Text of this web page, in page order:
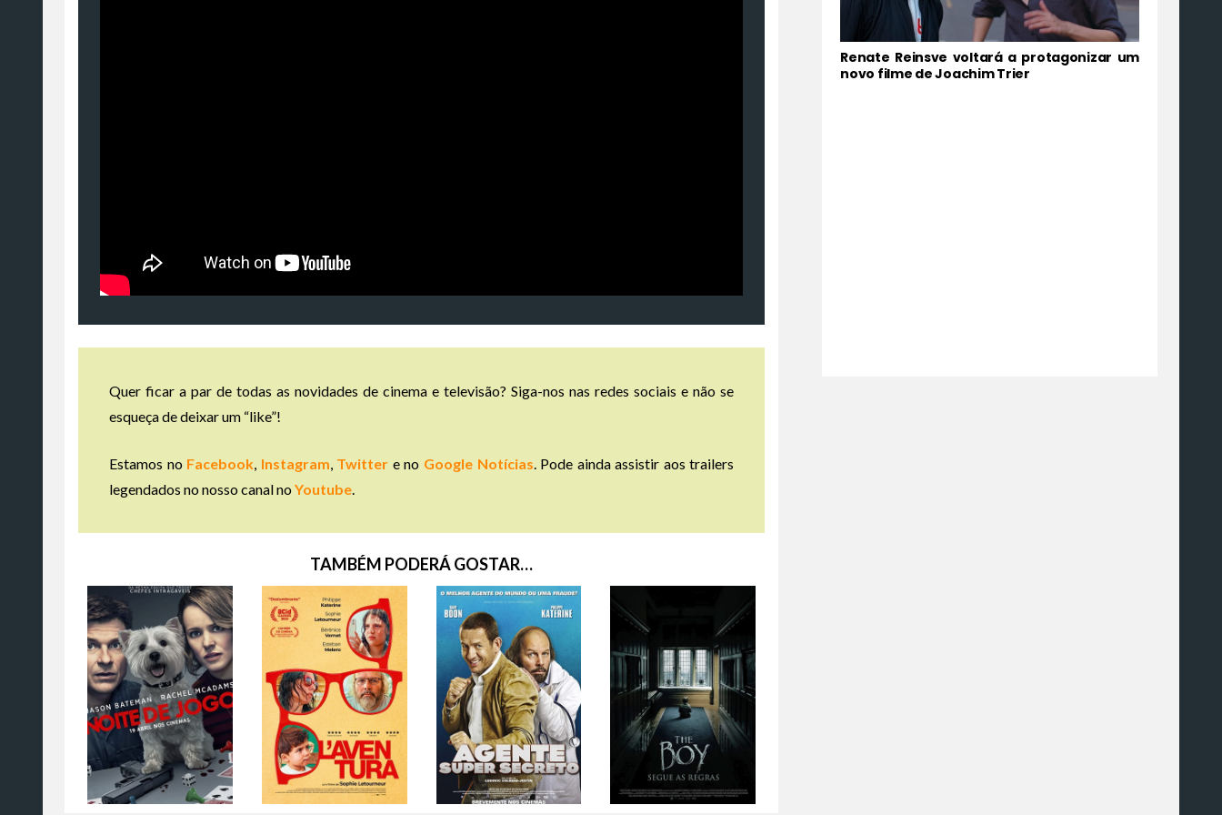
Quer ficar a par de todas as novidades de cinema e televisão? Siga-nos nas redes sociais e não se
esqueça de deixar um “like”!
Estamos no Facebook, Instagram, Twitter e no Google Notícias. Pode ainda assistir aos trailers
legendados no nosso canal noYoutube.
TAMBÉM PODERÁ GOSTAR…
Renate Reinsve voltará a protagonizar um
novo filme de Joachim Trier